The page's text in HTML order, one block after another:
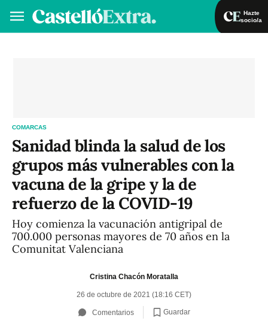
Hazte
socio/a
COMARCAS
Sanidad blinda la salud de los
grupos más vulnerables con la
vacuna de la gripe y la de
refuerzo de la COVID-19
Hoy comienza la vacunación antigripal de
700.000 personas mayores de 70 años en la
Comunitat Valenciana
Cristina Chacón Moratalla
26 de octubre de 2021 (18:16 CET)
Comentarios Guardar